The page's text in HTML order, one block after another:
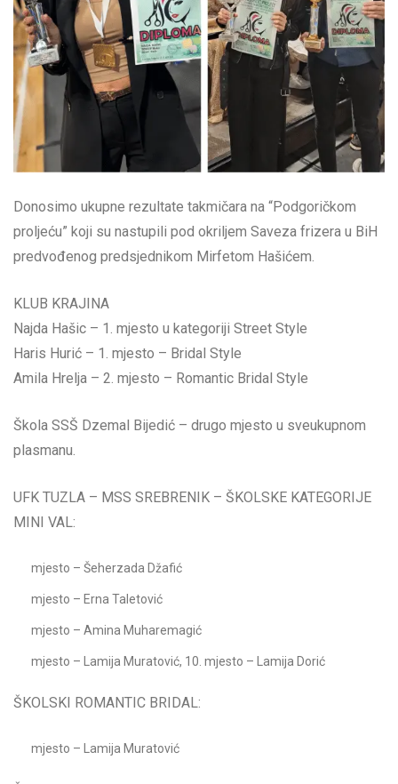
Donosimo ukupne rezultate takmičara na “Podgoričkom
proljeću” koji su nastupili pod okriljem Saveza frizera u BiH
predvođenog predsjednikom Mirfetom Hašićem.
KLUB KRAJINA
Najda Hašic – 1. mjesto u kategoriji Street Style
Haris Hurić – 1. mjesto – Bridal Style
Amila Hrelja – 2. mjesto – Romantic Bridal Style
Škola SSŠ Dzemal Bijedić – drugo mjesto u sveukupnom
plasmanu.
UFK TUZLA – MSS SREBRENIK – ŠKOLSKE KATEGORIJE
MINI VAL:
mjesto – Šeherzada Džafić
mjesto – Erna Taletović
mjesto – Amina Muharemagić
mjesto – Lamija Muratović, 10. mjesto – Lamija Dorić
ŠKOLSKI ROMANTIC BRIDAL:
mjesto – Lamija Muratović